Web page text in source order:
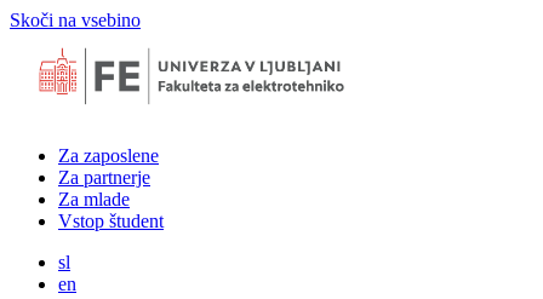
Skoči na vsebino
Za zaposlene
Za partnerje
Za mlade
Vstop študent
sl
en